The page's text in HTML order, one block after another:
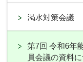
渇水対策会議
第7回 令和6年
員会議の資料